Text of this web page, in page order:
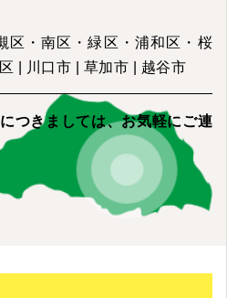
区・南区・緑区・浦和区・桜
| 川口市 | 草加市 | 越谷市
つきましては、お気軽にご連